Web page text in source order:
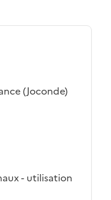
(Joconde)
- utilisation